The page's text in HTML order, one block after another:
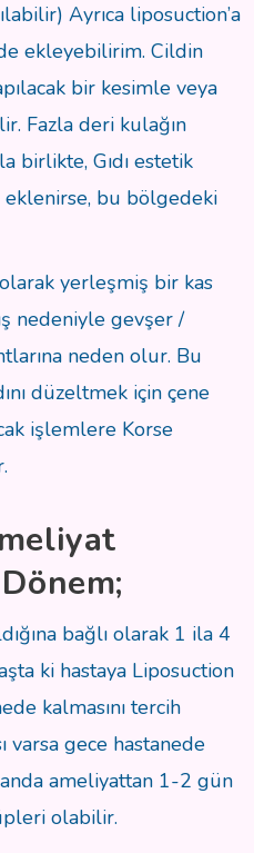
Ayrıca liposuction’a
ekleyebilirim. Cildin
bir kesimle veya
Fazla deri kulağın
birlikte, Gıdı estetik
eklenirse, bu bölgedeki
yerleşmiş bir kas
nedeniyle gevşer /
neden olur. Bu
düzeltmek için çene
işlemlere Korse
bağlı olarak 1 ila 4
ki hastaya Liposuction
kalmasını tercih
varsa gece hastanede
ameliyattan 1-2 gün
olabilir.